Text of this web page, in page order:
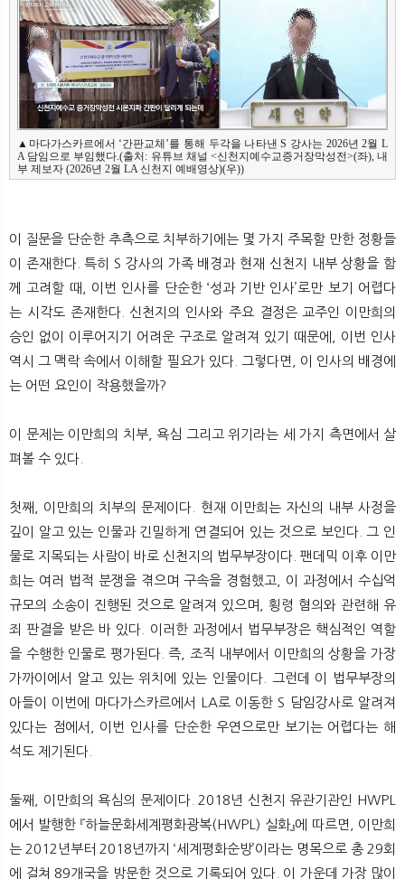
▲마다가스카르에서 ‘간판교체’를 통해 두각을 나타낸 S 강사는 2026년 2월 L
A 담임으로 부임했다.(출처: 유튜브 채널 <신천지예수교증거장막성전>(좌), 내
이 질문을 단순한 추측으로 치부하기에는 몇 가지 주목할 만한 정황들
이 존재한다. 특히 S 강사의 가족 배경과 현재 신천지 내부 상황을 함
께 고려할 때, 이번 인사를 단순한 ‘성과 기반 인사’로만 보기 어렵다
는 시각도 존재한다. 신천지의 인사와 주요 결정은 교주인 이만희의
승인 없이 이루어지기 어려운 구조로 알려져 있기 때문에, 이번 인사
역시 그 맥락 속에서 이해할 필요가 있다. 그렇다면, 이 인사의 배경에
는 어떤 요인이 작용했을까?
이 문제는 이만희의 치부, 욕심 그리고 위기라는 세 가지 측면에서 살
펴볼 수 있다.
첫째, 이만희의 치부의 문제이다. 현재 이만희는 자신의 내부 사정을
깊이 알고 있는 인물과 긴밀하게 연결되어 있는 것으로 보인다. 그 인
물로 지목되는 사람이 바로 신천지의 법무부장이다. 팬데믹 이후 이만
희는 여러 법적 분쟁을 겪으며 구속을 경험했고, 이 과정에서 수십억
규모의 소송이 진행된 것으로 알려져 있으며, 횡령 혐의와 관련해 유
죄 판결을 받은 바 있다. 이러한 과정에서 법무부장은 핵심적인 역할
을 수행한 인물로 평가된다. 즉, 조직 내부에서 이만희의 상황을 가장
가까이에서 알고 있는 위치에 있는 인물이다. 그런데 이 법무부장의
아들이 이번에 마다가스카르에서 LA로 이동한 S 담임강사로 알려져
있다는 점에서, 이번 인사를 단순한 우연으로만 보기는 어렵다는 해
석도 제기된다.
둘째, 이만희의 욕심의 문제이다. 2018년 신천지 유관기관인 HWPL
에서 발행한 『하늘문화세계평화광복(HWPL) 실화』에 따르면, 이만희
는 2012년부터 2018년까지 ‘세계평화순방’이라는 명목으로 총 29회
에 걸쳐 89개국을 방문한 것으로 기록되어 있다. 이 가운데 가장 많이